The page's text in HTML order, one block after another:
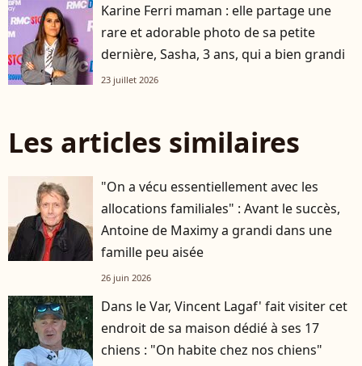
Karine Ferri maman : elle partage une
rare et adorable photo de sa petite
dernière, Sasha, 3 ans, qui a bien grandi
23 juillet 2026
Les articles similaires
"On a vécu essentiellement avec les
allocations familiales" : Avant le succès,
Antoine de Maximy a grandi dans une
famille peu aisée
26 juin 2026
Dans le Var, Vincent Lagaf' fait visiter cet
endroit de sa maison dédié à ses 17
chiens : "On habite chez nos chiens"